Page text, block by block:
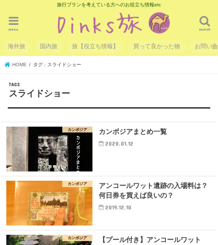
旅行プランを考えている方へのお役立ち情報etc
search
menu
海外旅 国内旅 旅【役立ち情報】 買って良かった物 お問い
HOME タグ : スライドショー
スライドショー
カンボジア カンボジアまとめ一覧
2020.01.12
カンボジア
アンコールワット遺跡の入場料は？
何日券を買えば良いの？
2019.12.10
カンボジア
【プール付き】アンコールワット